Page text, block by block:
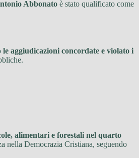
Abbonato è stato qualificato come
aggiudicazioni concordate e violato i
alimentari e forestali nel quarto
nella Democrazia Cristiana, seguendo